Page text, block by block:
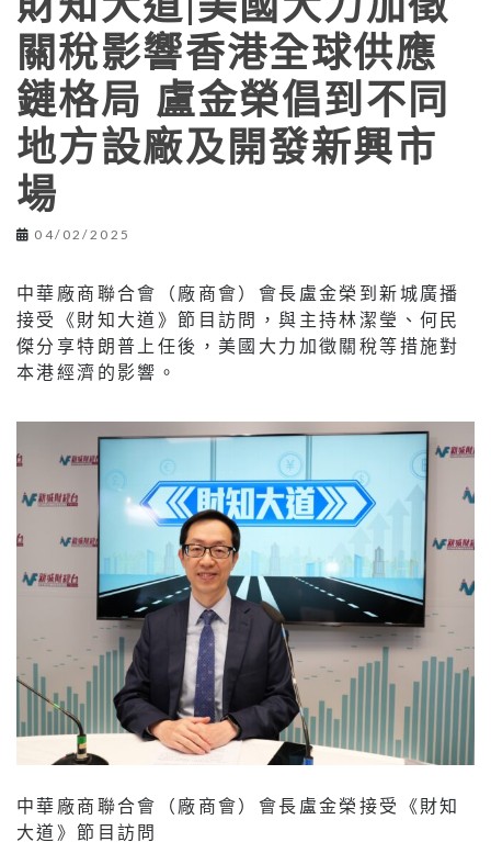
關稅影響香港全球供應
鏈格局 盧金榮倡到不同
地方設廠及開發新興市
場
04/02/2025
中華廠商聯合會（廠商會）會長盧金榮到新城廣播
接受《財知大道》節目訪問，與主持林潔瑩、何民
傑分享特朗普上任後，美國大力加徵關稅等措施對
本港經濟的影響。
中華廠商聯合會（廠商會）會長盧金榮接受《財知
大道》節目訪問